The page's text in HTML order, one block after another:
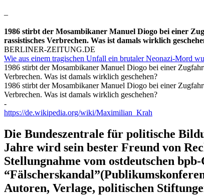
–
1986 stirbt der Mosambikaner Manuel Diogo bei einer
rassistisches Verbrechen. Was ist damals wirklich
BERLINER-ZEITUNG.DE
Wie aus einem tragischen Unfall ein brutaler Neonazi-Mord
1986 stirbt der Mosambikaner Manuel Diogo bei einer
Verbrechen. Was ist damals wirklich geschehen?
1986 stirbt der Mosambikaner Manuel Diogo bei einer
Verbrechen. Was ist damals wirklich geschehen?
-
https://de.wikipedia.org/wiki/Maximilian_Krah
Die Bundeszentrale für politische
Jahre wird sein bester Freund von
Stellungnahme vom ostdeutschen
Autoren, Verlage, politischen